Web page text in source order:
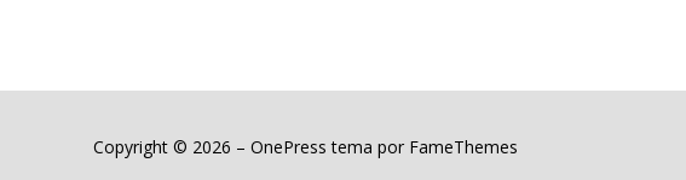
Copyright © 2026 – OnePress tema por FameThemes